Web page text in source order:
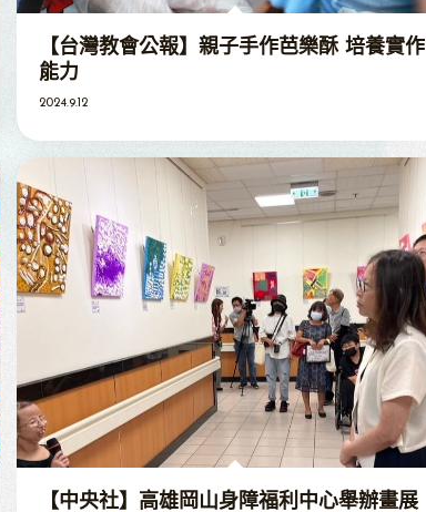
【台灣教會公報】親子手作芭樂酥 培養實作
能力
2024.9.12
【中央社】高雄岡山身障福利中心舉辦畫展